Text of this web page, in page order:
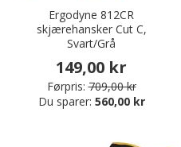
Ergodyne 812CR
skjærehansker Cut C,
Svart/Grå
149,00 kr
Førpris: 709,00 kr
Du sparer: 560,00 kr